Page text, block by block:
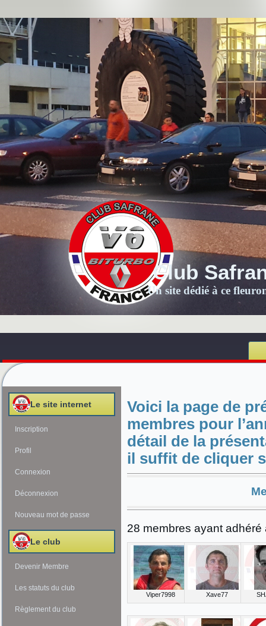
Club
Un site dédié à ce
Le site internet
Inscription
Profil
Connexion
Déconnexion
Nouveau mot de passe
Le club
Devenir Membre
Les statuts du club
Règlement du club
Voici la page de
membres pour
détail de la
il suffit de cliquer
28 membres ayant adhéré
Viper7998 Xave77